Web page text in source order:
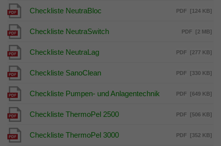
[124 KB]
PDF
Checkliste NeutraBloc
[2 MB]
PDF
Checkliste NeutraSwitch
[277 KB]
PDF
Checkliste NeutraLag
[330 KB]
PDF
Checkliste SanoClean
[649 KB]
PDF
Checkliste Pumpen- und Anlagentechnik
[506 KB]
PDF
Checkliste ThermoPel 2500
[352 KB]
PDF
Checkliste ThermoPel 3000